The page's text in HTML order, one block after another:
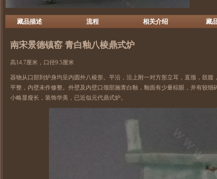
藏品描述 流程 相关介绍 藏
南宋景德镇窑 青白釉八棱鼎式炉
高14.7厘米，口径9.5厘米
器物从口部到炉身均呈内圆外八棱形。平沿，沿上附一对方形立耳，直颈，鼓
平整，内壁未作修整。外壁及内壁口颈部施青白釉，釉面有少量棕眼，并有较
小略显瘦长，装饰华美，已近似元代鼎式炉。